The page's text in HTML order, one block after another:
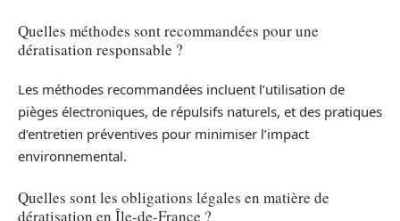
Quelles méthodes sont recommandées pour une
dératisation responsable ?
Les méthodes recommandées incluent l’utilisation de
pièges électroniques, de répulsifs naturels, et des pratiques
d’entretien préventives pour minimiser l’impact
environnemental.
Quelles sont les obligations légales en matière de
dératisation en Île-de-France ?